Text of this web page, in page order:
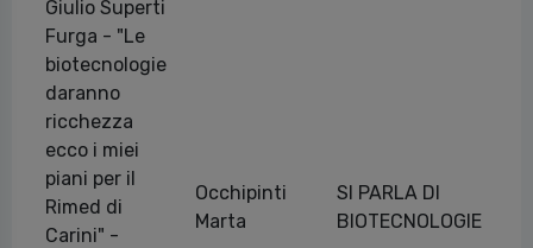
Giulio Superti
Furga - "Le
biotecnologie
daranno
ricchezza
ecco i miei
piani per il
Rimed di
Carini" -
Occhipinti
Marta
SI PARLA DI
BIOTECNOLOGIE